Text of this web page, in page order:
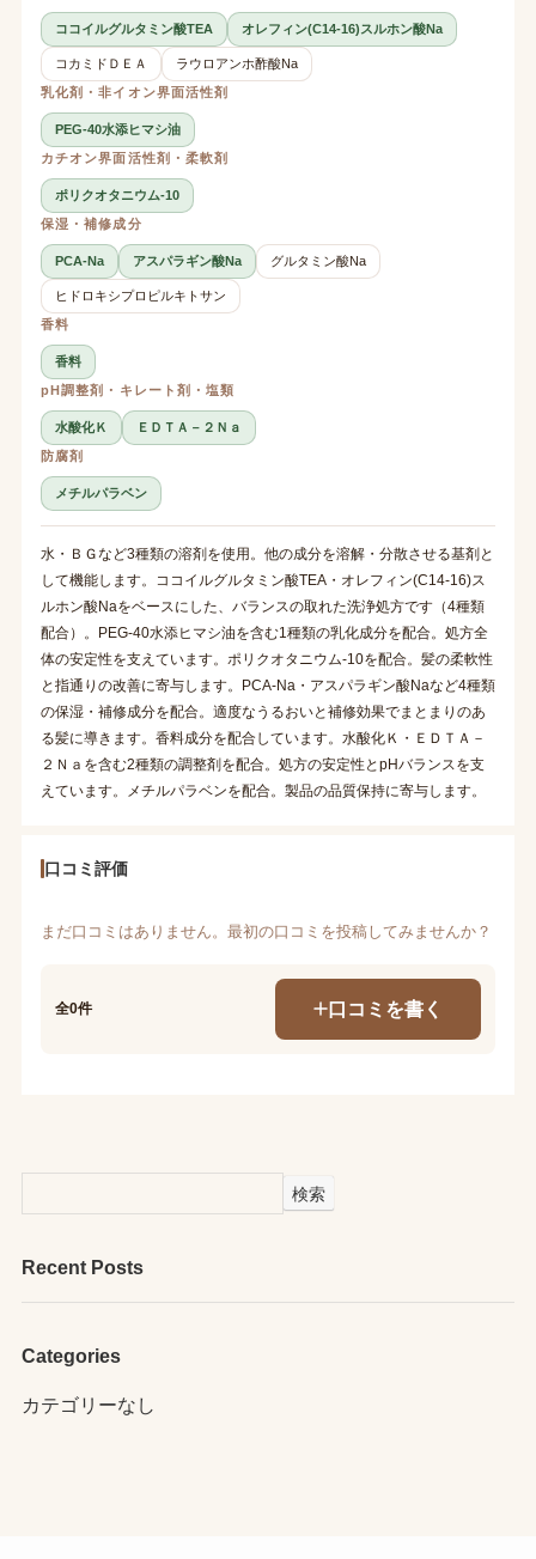
ココイルグルタミン酸TEA オレフィン(C14-16)スルホン酸Na
コカミドＤＥＡ
ラウロアンホ酢酸Na
乳化剤・非イオン界面活性剤
PEG-40水添ヒマシ油
カチオン界面活性剤・柔軟剤
ポリクオタニウム-10
保湿・補修成分
PCA-Na アスパラギン酸Na グルタミン酸Na
ヒドロキシプロピルキトサン
香料
香料
pH調整剤・キレート剤・塩類
水酸化Ｋ
ＥＤＴＡ－２Ｎａ
防腐剤
メチルパラベン
水・ＢＧなど3種類の溶剤を使用。他の成分を溶解・分散させる基剤と
して機能します。ココイルグルタミン酸TEA・オレフィン(C14-16)ス
ルホン酸Naをベースにした、バランスの取れた洗浄処方です（4種類
配合）。PEG-40水添ヒマシ油を含む1種類の乳化成分を配合。処方全
体の安定性を支えています。ポリクオタニウム-10を配合。髪の柔軟性
と指通りの改善に寄与します。PCA-Na・アスパラギン酸Naなど4種類
の保湿・補修成分を配合。適度なうるおいと補修効果でまとまりのあ
る髪に導きます。香料成分を配合しています。水酸化Ｋ・ＥＤＴＡ－
２Ｎａを含む2種類の調整剤を配合。処方の安定性とpHバランスを支
えています。メチルパラベンを配合。製品の品質保持に寄与します。
口コミ評価
まだ口コミはありません。最初の口コミを投稿してみませんか？
全0件 口コミを書く
検索
Recent Posts
Categories
カテゴリーなし